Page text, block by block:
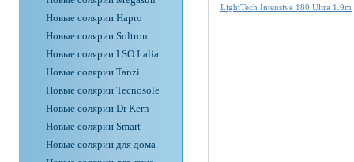
Новые солярии Hapro
Новые солярии Soltron
Новые солярии I.SO Italia
Новые солярии Tanzi
Новые солярии Tecnosole
Новые солярии Dr Kern
Новые солярии Smart
Новые солярии для дома
LightTech Intensive 180 Ultra 1.9m